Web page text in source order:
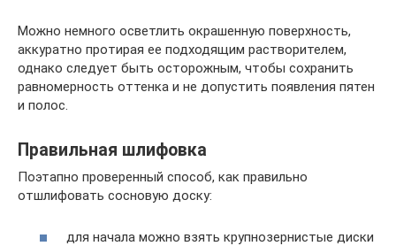
Можно немного осветлить окрашенную поверхность,
аккуратно протирая ее подходящим растворителем,
однако следует быть осторожным, чтобы сохранить
равномерность оттенка и не допустить появления пятен
и полос.
Правильная шлифовка
Поэтапно проверенный способ, как правильно
отшлифовать сосновую доску:
для начала можно взять крупнозернистые диски